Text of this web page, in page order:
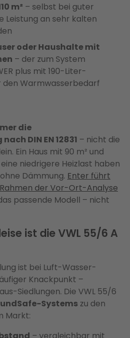
m² – selbst bei guter
Leistung an sehr kalten
oder Haushalte mit
– der zum System
plus mit 190-Liter-
Warmwasserbedarf
die
DIN EN 12831 – nicht die
Ein Haus mit 90 m² und
niedrigere Heizlast haben
Dämmung. Enter führt
der Vor-Ort-Analyse
passende Modell – nicht
ist die VWL 55/6 A
ist bei Luft-Wasser-
Knackpunkt –
Siedlungen. Die VWL 55/6
Systems zu den
Markt:
– vergleichbar mit